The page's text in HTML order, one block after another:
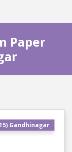
Paper
Gandhinagar